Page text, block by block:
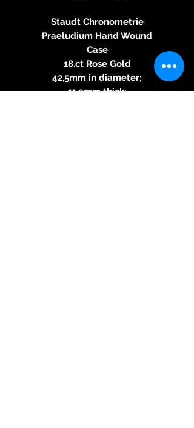
Staudt Chronometrie
Praeludium Hand Wound
Case
18.ct Rose Gold
42,5mm in diameter;
11.9mm thick;